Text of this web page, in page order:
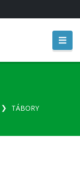
TÁBORY